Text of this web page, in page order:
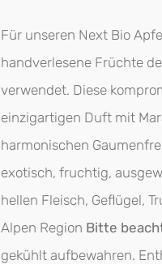
Für unseren Next Bio
handverlesene Früchte
verwendet. Diese
einzigartigen Duft mit
harmonischen
exotisch, fruchtig,
hellen Fleisch, Geflügel,
Alpen Region Bitte
gekühlt aufbewahren.